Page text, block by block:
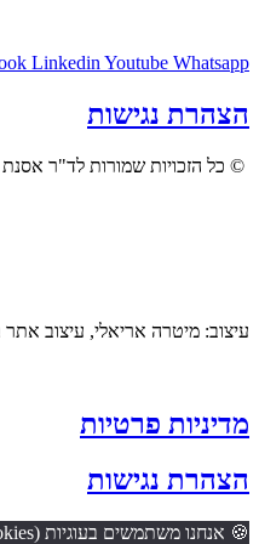
Linkedin Youtube Whatsapp
הצהרת נגישות
© כל הזכויות שמורות לד"ר אסנת
עיצוב: מיטרה אריאלי, עיצוב אתר
מדיניות פרטיות
הצהרת נגישות
🍪 אנחנו משתמשים בעוגיות (Cookies) כדי לוודא שהאתר שלנו עובד כמו שצריך, שנספק לכם חוויית גלישה חלקה, ונוכל ללמוד מה הכי מעניין אתכם. אם תמשיכו לגלוש כאן – נבין שזה בסדר מצדכם להשתמש בהן.